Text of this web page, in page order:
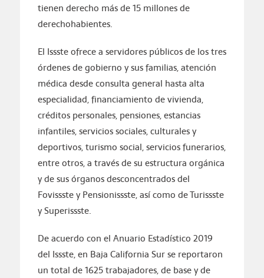
tienen derecho más de 15 millones de
derechohabientes.
El Issste ofrece a servidores públicos de los tres
órdenes de gobierno y sus familias, atención
médica desde consulta general hasta alta
especialidad, financiamiento de vivienda,
créditos personales, pensiones, estancias
infantiles, servicios sociales, culturales y
deportivos, turismo social, servicios funerarios,
entre otros, a través de su estructura orgánica
y de sus órganos desconcentrados del
Fovissste y Pensionissste, así como de Turissste
y Superissste.
De acuerdo con el Anuario Estadístico 2019
del Issste, en Baja California Sur se reportaron
un total de 1625 trabajadores, de base y de